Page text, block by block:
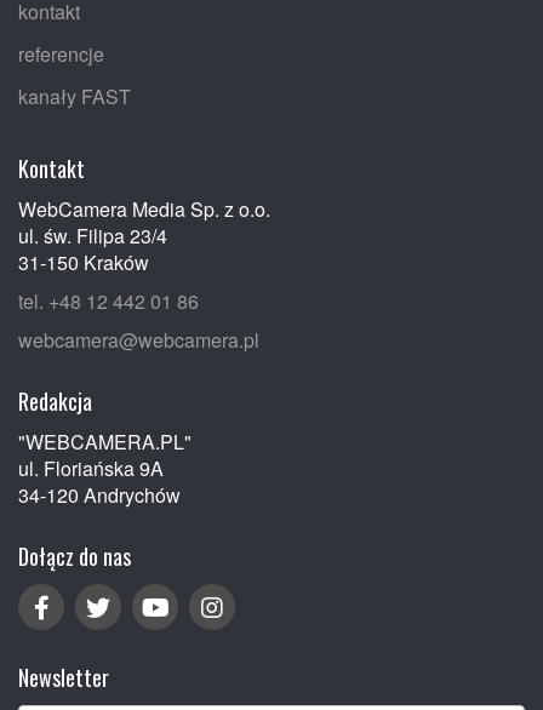
kontakt
referencje
kanały FAST
Kontakt
WebCamera Media Sp. z o.o.
ul. św. Filipa 23/4
31-150 Kraków
tel. +48 12 442 01 86
webcamera@webcamera.pl
Redakcja
"WEBCAMERA.PL"
ul. Floriańska 9A
34-120 Andrychów
Dołącz do nas
Newsletter